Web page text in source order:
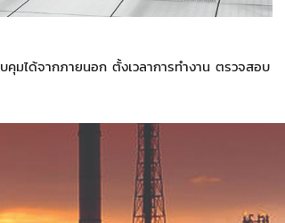
คุมได้จากภายนอก ตั้งเวลาการทำงาน ตรวจสอบ